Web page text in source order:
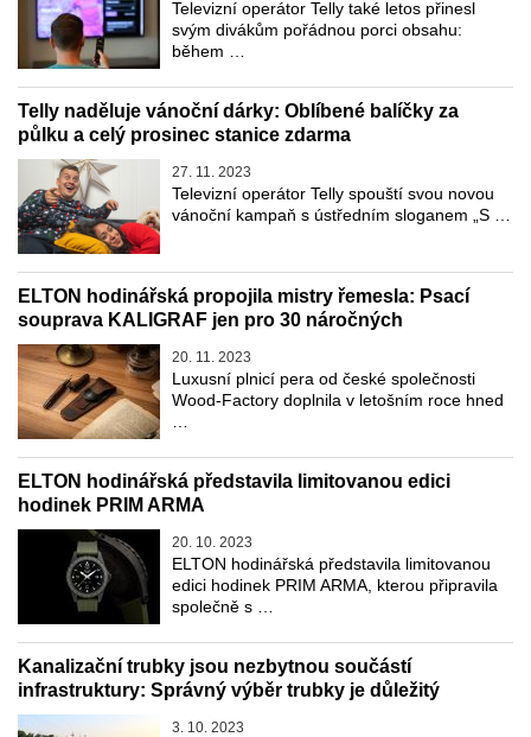
Televizní operátor Telly také letos přinesl
svým divákům pořádnou porci obsahu:
během …
Telly naděluje vánoční dárky: Oblíbené balíčky za
půlku a celý prosinec stanice zdarma
27. 11. 2023
Televizní operátor Telly spouští svou novou
vánoční kampaň s ústředním sloganem „S …
ELTON hodinářská propojila mistry řemesla: Psací
souprava KALIGRAF jen pro 30 náročných
20. 11. 2023
Luxusní plnicí pera od české společnosti
Wood-Factory doplnila v letošním roce hned
ELTON hodinářská představila limitovanou edici
hodinek PRIM ARMA
20. 10. 2023
ELTON hodinářská představila limitovanou
edici hodinek PRIM ARMA, kterou připravila
společně s …
Kanalizační trubky jsou nezbytnou součástí
infrastruktury: Správný výběr trubky je důležitý
3. 10. 2023